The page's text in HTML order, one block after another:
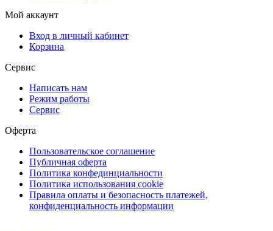
Мой аккаунт
Вход в личный кабинет
Корзина
Сервис
Написать нам
Режим работы
Сервис
Оферта
Пользовательское соглашение
Публичная оферта
Политика конфединциальности
Политика использования cookie
Правила оплаты и безопасность платежей,
конфиденциальность информации